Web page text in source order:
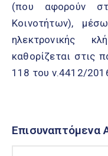
(που αφορούν
Κοινοτήτων),
ηλεκτρονικής
καθορίζεται στις
118 του ν.4412/
Επισυναπτόμενα